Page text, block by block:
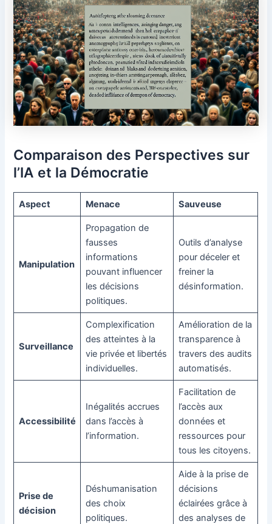
Comparaison des Perspectives sur
l’IA et la Démocratie
Aspect Menace Sauveuse
Manipulation
Propagation de
fausses
informations
pouvant influencer
les décisions
politiques.
Outils d’analyse
pour déceler et
freiner la
désinformation.
Surveillance
Complexification
des atteintes à la
vie privée et libertés
individuelles.
Amélioration de la
transparence à
travers des audits
automatisés.
Accessibilité
Inégalités accrues
dans l’accès à
l’information.
Facilitation de
l’accès aux
données et
ressources pour
tous les citoyens.
Prise de
décision
Déshumanisation
des choix
politiques.
Aide à la prise de
décisions
éclairées grâce à
des analyses de